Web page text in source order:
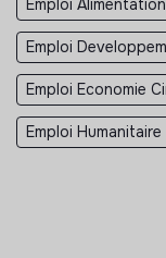
Emploi
Emploi Economie
Emploi Humanitaire